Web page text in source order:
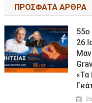
ΠΡΟΣΦΑΤΑ ΑΡΘΡΑ
55ο
26
«τα